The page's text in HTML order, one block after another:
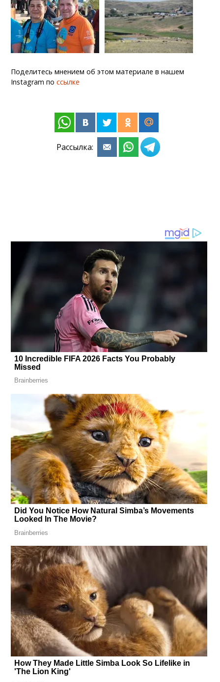
Поделитесь мнением об этом материале в нашем
Instagram поссылке
Рассылка: